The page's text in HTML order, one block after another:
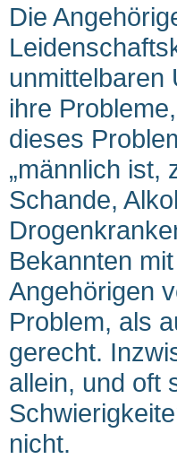
Die
unmittelbaren
ihre
dieses
„männlich ist,
Schande,
Bekannten
Angehörigen
Problem, als
gerecht.
allein, und oft
nicht.